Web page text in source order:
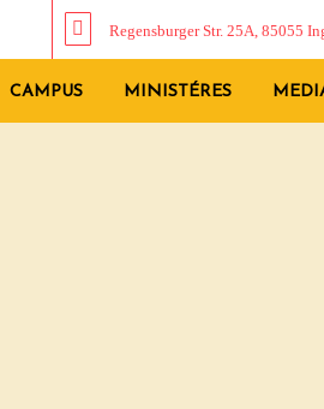
Regensburger Str. 25A, 85055
CAMPUS MINISTÉRES